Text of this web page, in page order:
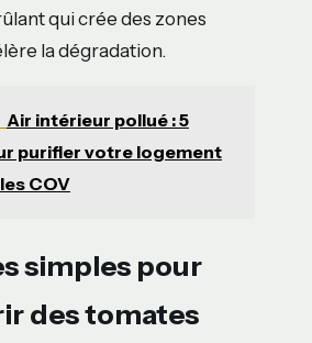
qui crée des zones
la dégradation.
Air intérieur pollué : 5
purifier votre logement
COV
simples pour
des tomates